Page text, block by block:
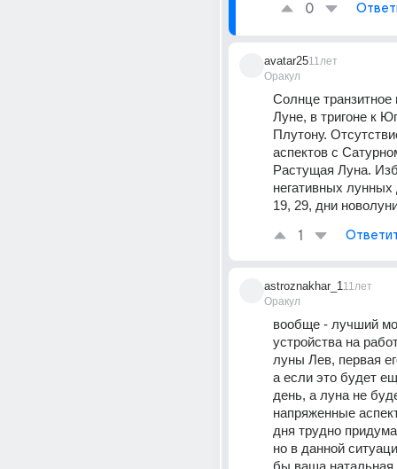
0
avatar25
Оракул
11лет
Солнце транзитное
Луне, в тригоне к
Плутону.
аспектов с
Растущая Луна.
негативных лунных
19, 29, дни
1
astroznakhar_1
Оракул
11лет
вообще - лучший
устройства на
луны Лев, первая
а если это будет
день, а луна не
напряженные
дня трудно
но в данной
бы ваша натальная